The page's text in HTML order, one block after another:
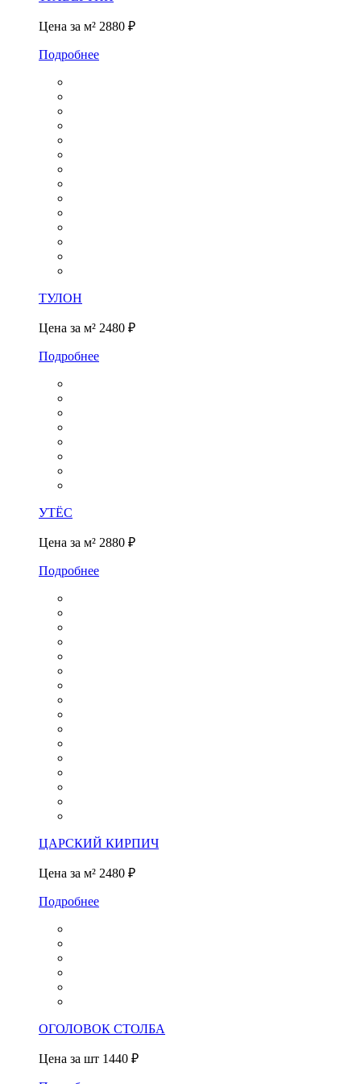
Цена за м² 2880 ₽
Подробнее
ТУЛОН
Цена за м² 2480 ₽
Подробнее
УТЁС
Цена за м² 2880 ₽
Подробнее
ЦАРСКИЙ КИРПИЧ
Цена за м² 2480 ₽
Подробнее
ОГОЛОВОК СТОЛБА
Цена за шт 1440 ₽